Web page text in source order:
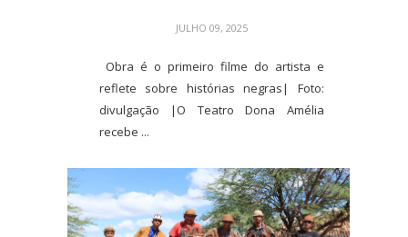
JULHO 09, 2025
Obra é o primeiro filme do artista e
reflete sobre histórias negras| Foto:
divulgação |O Teatro Dona Amélia
recebe ...